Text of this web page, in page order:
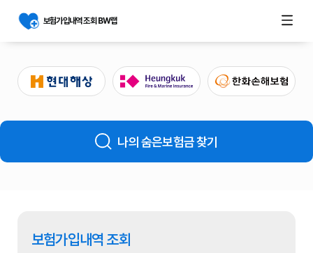
보험가입내역 조회 BW랩
나의 숨은보험금 찾기
보험가입내역 조회